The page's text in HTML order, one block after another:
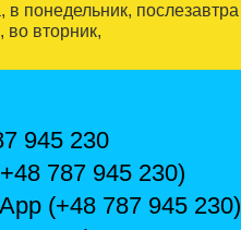
в понедельник, послезавтра
во вторник,
945 230
787 945 230)
(+48 787 945 230)